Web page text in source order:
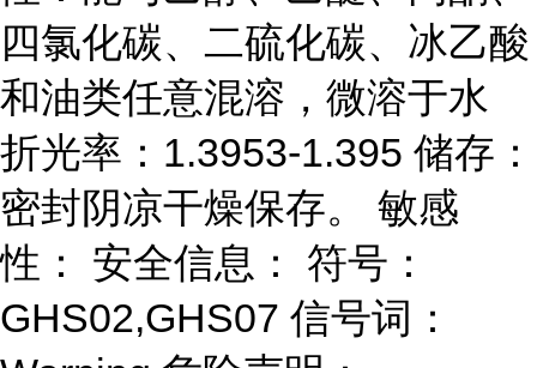
四氯化碳、二硫化碳、冰乙酸
和油类任意混溶，微溶于水
折光率：1.3953-1.395 储存：
密封阴凉干燥保存。 敏感
性： 安全信息： 符号：
GHS02,GHS07 信号词：